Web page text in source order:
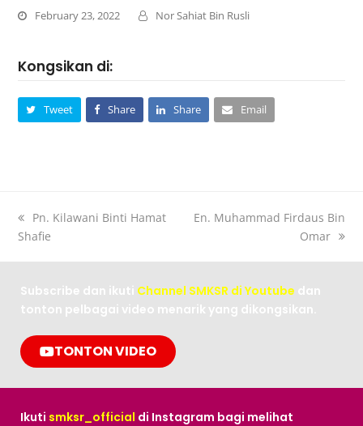
February 23, 2022 Nor Sahiat Bin Rusli
Kongsikan di:
Tweet Share Share Email
Pn. Kilawani Binti Hamat
Shafie
En. Muhammad Firdaus Bin
Omar
Subscribe dan ikuti Channel SMKSR di Youtube dan
tonton pelbagai video menarik yang dikongsikan.
TONTON VIDEO
Ikuti smksr_official di Instagram bagi melihat